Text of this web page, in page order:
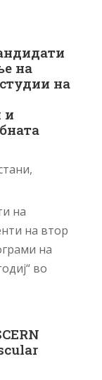
на
на
и
,
на
на втор
на
во